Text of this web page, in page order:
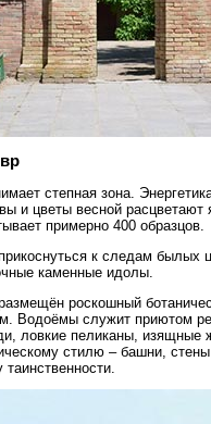
степная зона.
и цветы весной
примерно 400 образцов.
к следам былых
каменные идолы.
роскошный
Водоёмы служит приютом
ловкие пеликаны,
стилю – башни,